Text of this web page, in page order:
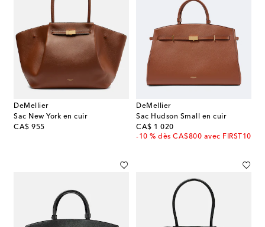
DeMellier
Sac New York en cuir
CA$ 955
original price
DeMellier
Sac Hudson Small en cuir
CA$ 1 020
original price
-10 % dès CA$800 avec FIRST10